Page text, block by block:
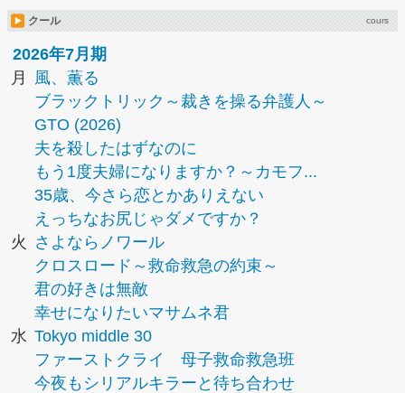
クール cours
2026年7月期
月
風、薫る
ブラックトリック～裁きを操る弁護人～
GTO (2026)
夫を殺したはずなのに
もう1度夫婦になりますか？～カモフ...
35歳、今さら恋とかありえない
えっちなお尻じゃダメですか？
火
さよならノワール
クロスロード～救命救急の約束～
君の好きは無敵
幸せになりたいマサムネ君
水 Tokyo middle 30
ファーストクライ 母子救命救急班
今夜もシリアルキラーと待ち合わせ